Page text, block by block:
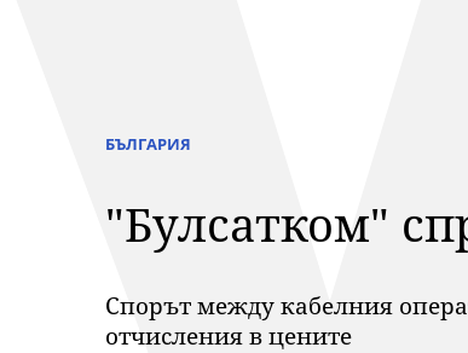
БЪЛГАРИЯ
"Булсатком"
Спорът между кабелния
отчисления в цените